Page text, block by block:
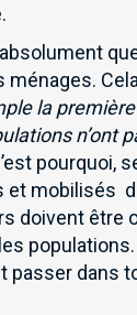
que
la
n’ont
pourquoi,
mobilisés
doivent être
dans